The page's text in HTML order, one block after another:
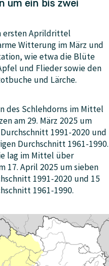
um ein bis zwei
ersten Aprildrittel
Witterung im März und
wie etwa die Blüte
und Flieder sowie den
und Lärche.
des Schlehdorns im Mittel
am 29. März 2025 um
1991-2020 und
Durchschnitt 1961-1990.
lag im Mittel über
17. April 2025 um sieben
1991-2020 und 15
1961-1990.